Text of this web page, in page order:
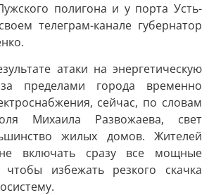
полигона и у порта Усть-
телеграм-канале губернатор
атаки на энергетическую
за пределами города временно
сейчас, по словам
Михаила Развожаева, свет
жилых домов. Жителей
включать сразу все мощные
чтобы избежать резкого скачка